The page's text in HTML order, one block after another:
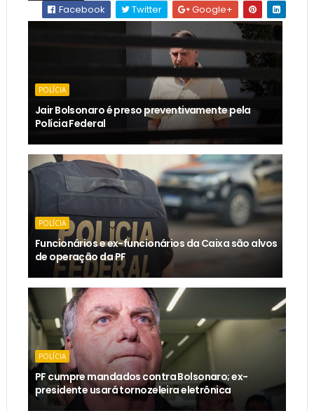
Facebook Twitter Google+
POLÍCIA
Jair Bolsonaro é preso preventivamente pela
Polícia Federal
POLÍCIA
Funcionários e ex-funcionários da Caixa são alvos
de operação da PF
POLÍCIA
PF cumpre mandados contra Bolsonaro; ex-
presidente usará tornozeleira eletrônica